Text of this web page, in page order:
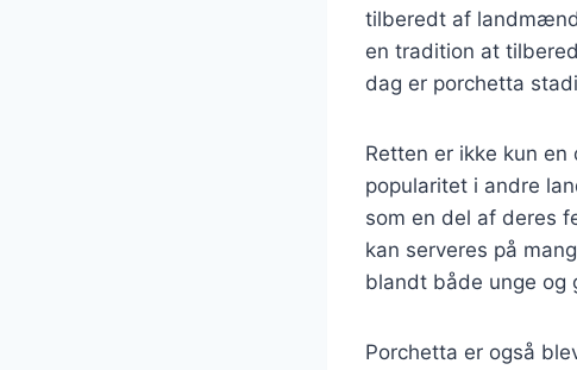
tilberedt af
en tradition at
dag er porchetta
Retten er ikke kun
popularitet i andre
som en del af deres
kan serveres på
blandt både unge og
Porchetta er også